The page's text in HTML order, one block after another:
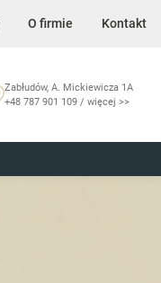
O firmie Kontakt
Zabłudów, A. Mickiewicza 1A
+48 787 901 109 / więcej >>